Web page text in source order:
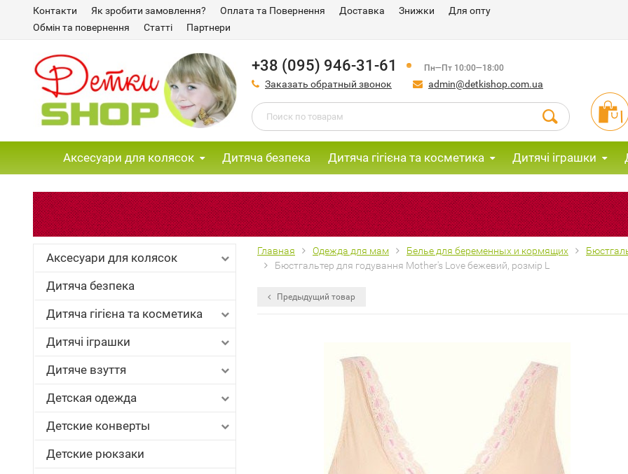
Контакти Як зробити замовлення? Оплата та Повернення Доставка Знижки
Для опту
Обмін та повернення
Статті Партнери
+38 (095) 946-31-61 Пн—Пт 10:00—18:00
Заказать обратный звонок admin@detkishop.com.ua
Аксесуари для колясок Дитяча безпека Дитяча гігієна та косметика Дитячі іграшки
Аксесуари для колясок
Дитяча безпека
Дитяча гігієна та косметика
Дитячі іграшки
Дитяче взуття
Детская одежда
Детские конверты
Детские рюкзаки
Главная Одежда для мам Белье для беременных и кормящих
Бюстгальтер для годування Mother's Love бежевий, розмір L
Предыдущий товар